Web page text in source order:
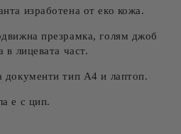
за лични данни
на работния ден.
изработена от еко кожа.
презрамка, голям джоб
в лицевата част.
документи тип А4 и лаптоп.
е с цип.